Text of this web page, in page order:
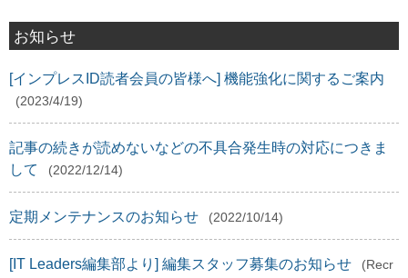
お知らせ
[インプレスID読者会員の皆様へ] 機能強化に関するご案内
(2023/4/19)
記事の続きが読めないなどの不具合発生時の対応につきま
して
(2022/12/14)
定期メンテナンスのお知らせ (2022/10/14)
[IT Leaders編集部より] 編集スタッフ募集のお知らせ
(Recr